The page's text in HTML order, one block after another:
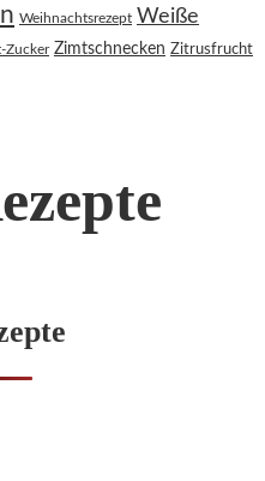
Weihnachtsrezept Weiße
Zucker Zimtschnecken Zitrusfrucht